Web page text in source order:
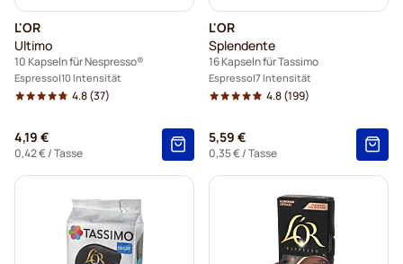
L'OR
Ultimo
10 Kapseln für Nespresso®
Espresso 10 Intensität
4.8(37)
4,19 €
0,42 €/ Tasse
L'OR
Splendente
16 Kapseln für Tassimo
Espresso 7 Intensität
4.8(199)
5,59 €
0,35 €/ Tasse